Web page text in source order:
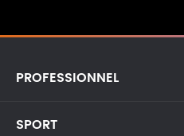
PROFESSIONNEL
SPORT